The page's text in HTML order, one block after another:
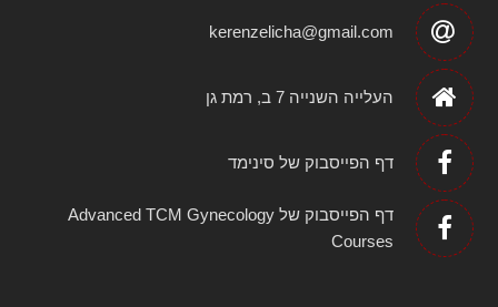
kerenzelicha@gmail.com
העלייה השנייה 7 ב, רמת גן
דף הפייסבוק של סינימד
דף הפייסבוק של Advanced TCM Gynecology
Courses